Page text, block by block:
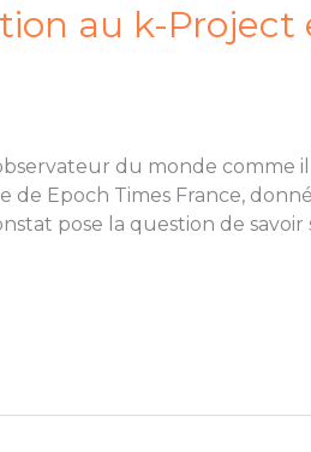
au k-Project
du monde comme
Epoch Times France,
pose la question de savoir